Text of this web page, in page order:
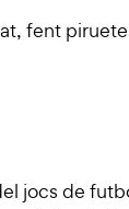
fent
jocs de